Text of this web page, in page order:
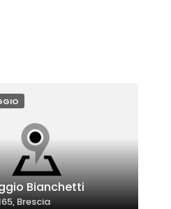
Bianchetti
Brescia